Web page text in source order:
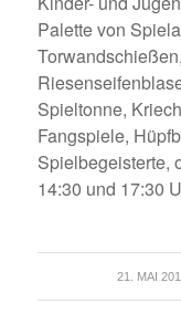
Palette von
Spieltonne,
Fangspiele,
Spielbegeisterte,
14:30 und 17:30
21. MAI
/